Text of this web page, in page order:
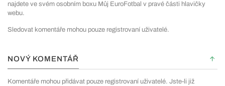
najdete ve svém osobním boxu Můj EuroFotbal v pravé části hlavičky
webu.
Sledovat komentáře mohou pouze registrovaní uživatelé.
NOVÝ KOMENTÁŘ
Komentáře mohou přidávat pouze registrovaní uživatelé. Jste-li již